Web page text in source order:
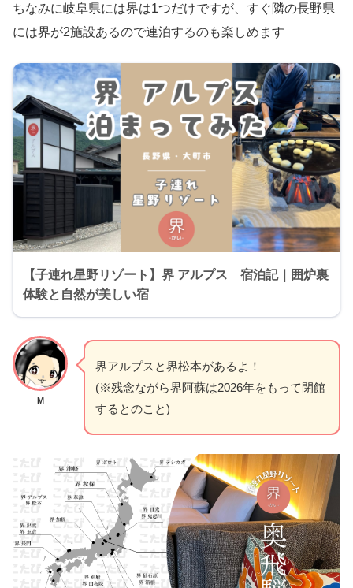
ちなみに岐阜県には界は1つだけですが、すぐ隣の長野県
には界が2施設あるので連泊するのも楽しめます
【子連れ星野リゾート】界 アルプス 宿泊記｜囲炉裏
体験と自然が美しい宿
M
界アルプスと界松本があるよ！
(※残念ながら界阿蘇は2026年をもって閉館
するとのこと)